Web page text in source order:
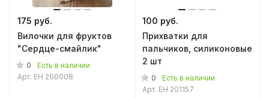
175 руб.
Вилочки для фруктов
"Сердце-смайлик"
0
Есть в наличии
Арт. EH 200008
100 руб.
Прихватки для
пальчиков, силиконовые
2 шт
0
Есть в наличии
Арт. EH 201157